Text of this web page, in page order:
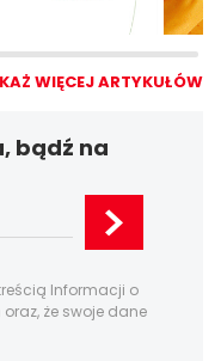
WIĘCEJ ARTYKUŁÓW
bądź na
Informacji o
że swoje dane